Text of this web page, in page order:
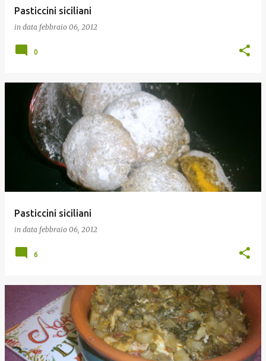
Pasticcini siciliani
in data febbraio 06, 2012
0
Pasticcini siciliani
in data febbraio 06, 2012
6